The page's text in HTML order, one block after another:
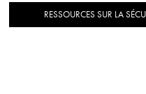
RESSOURCES SUR LA